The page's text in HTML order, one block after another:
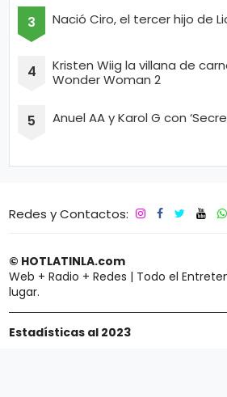
Nació Ciro, el tercer hijo de
Kristen Wiig la villana de
Wonder Woman 2
Anuel AA y Karol G con
Redes y Contactos:
© HOTLATINLA.com
Web + Radio + Redes | Todo el
lugar.
Estadísticas al 2023